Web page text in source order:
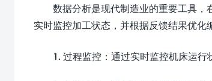
数据分析是现代制造业的重要工具
实时监控加工状态，并根据反馈结果优化
1. 过程监控：通过实时监控机床运行